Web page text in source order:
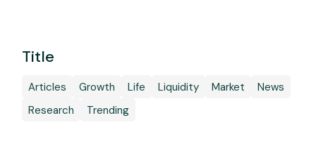
Title
Articles Growth Life Liquidity Market
News
Research
Trending